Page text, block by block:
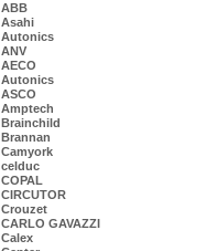
ABB
Asahi
Autonics
ANV
AECO
Autonics
ASCO
Amptech
Brainchild
Brannan
Camyork
celduc
COPAL
CIRCUTOR
Crouzet
CARLO GAVAZZI
Calex